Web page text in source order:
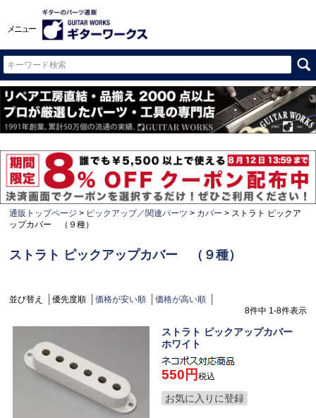
メニュー
通販トップページ ピックアップ／関連パーツ カバー
ストラト ピックア
ップカバー （９種）
ストラト ピックアップカバー （９種）
並び替え 優先度順 価格が安い順
価格が高い順
8件中 1-8件表示
ストラト ピックアップカバー
ホワイト
550 税込
お気に入りに登録